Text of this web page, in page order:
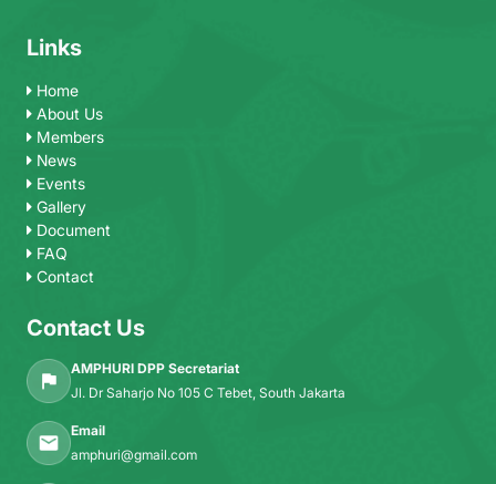
Links
Home
About Us
Members
News
Events
Gallery
Document
FAQ
Contact
Contact Us
AMPHURI DPP Secretariat
Jl. Dr Saharjo No 105 C Tebet, South Jakarta
Email
amphuri@gmail.com